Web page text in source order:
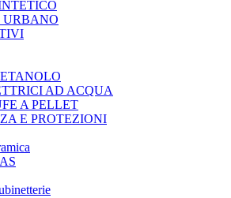
URBANO
AD ACQUA
A PELLET
E PROTEZIONI